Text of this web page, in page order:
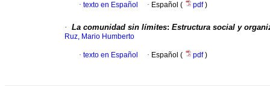
· texto en Español · Español ( pdf)
· La comunidad sin límites: Estructura social y
Ruz, Mario Humberto
· texto en Español · Español ( pdf)